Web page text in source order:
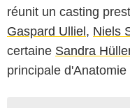
réunit un casting
Gaspard Ulliel, Niels
certaine Sandra
principale